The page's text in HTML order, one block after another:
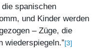
spanischen
und Kinder werden
– Züge, die
wiederspiegeln.”[3]